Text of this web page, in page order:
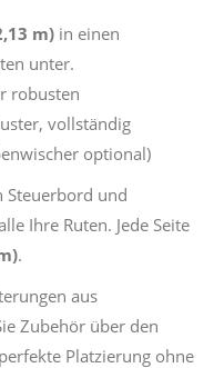
m) in einen
unter.
robusten
vollständig
optional)
Steuerbord und
Ihre Ruten. Jede Seite
.
aus
Zubehör über den
Platzierung ohne